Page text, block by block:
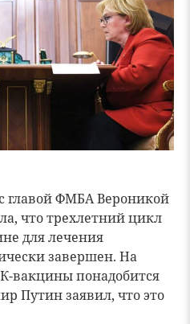
главой ФМБА Вероникой
что трехлетний цикл
для лечения
завершен. На
вакцины понадобится
Путин заявил, что это